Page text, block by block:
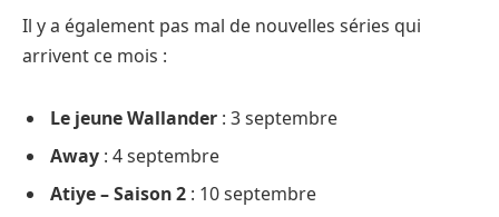
Il y a également pas mal de nouvelles séries qui
arrivent ce mois :
Le jeune Wallander : 3 septembre
Away : 4 septembre
Atiye – Saison 2 : 10 septembre